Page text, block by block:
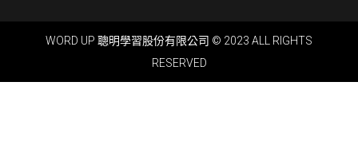
WORD UP 聰明學習股份有限公司 © 2023 ALL RIGHTS
RESERVED​